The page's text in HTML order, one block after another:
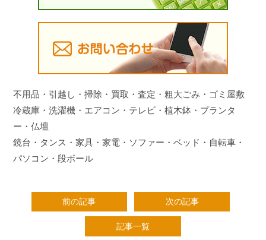
不用品・引越し・掃除・買取・査定・粗大ごみ・ゴミ屋敷
冷蔵庫・洗濯機・エアコン・テレビ・植木鉢・プランタ
ー・仏壇
鏡台・タンス・家具・家電・ソファー・ベッド・自転車・
パソコン・段ボール
前の記事 次の記事
記事一覧